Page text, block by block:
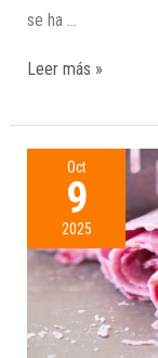
se ha …
Leer más »
Oct
9
2025